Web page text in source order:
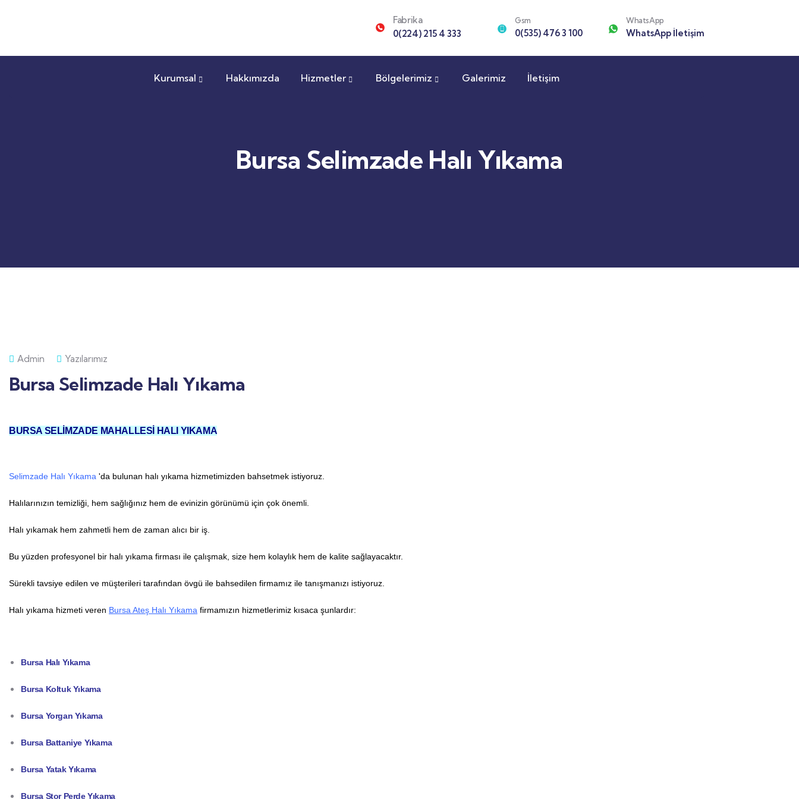
Fabrika
0(224) 215 4 333
Gsm
0(535) 476 3 100
WhatsApp
WhatsApp İletişim
Kurumsal Hakkımızda Hizmetler Bölgelerimiz Galerimiz İletişim
Bursa Selimzade Halı Yıkama
Admin Yazılarımız
Bursa Selimzade Halı Yıkama
BURSA SELİMZADE MAHALLESİ HALI YIKAMA
Selimzade Halı Yıkama 'da bulunan halı yıkama hizmetimizden bahsetmek istiyoruz.
Halılarınızın temizliği, hem sağlığınız hem de evinizin görünümü için çok önemli.
Halı yıkamak hem zahmetli hem de zaman alıcı bir iş.
Bu yüzden profesyonel bir halı yıkama firması ile çalışmak, size hem kolaylık hem de kalite sağlayacaktır.
Sürekli tavsiye edilen ve müşterileri tarafından övgü ile bahsedilen firmamız ile tanışmanızı istiyoruz.
Halı yıkama hizmeti veren Bursa Ateş Halı Yıkama firmamızın hizmetlerimiz kısaca şunlardır:
Bursa Halı Yıkama
Bursa Koltuk Yıkama
Bursa Yorgan Yıkama
Bursa Battaniye Yıkama
Bursa Yatak Yıkama
Bursa Stor Perde Yıkama